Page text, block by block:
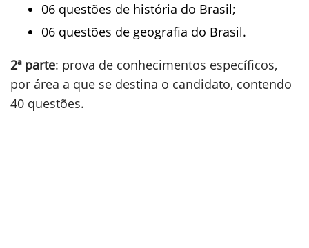
06 questões de história do Brasil;
06 questões de geografia do Brasil.
2ª parte: prova de conhecimentos específicos,
por área a que se destina o candidato, contendo
40 questões.